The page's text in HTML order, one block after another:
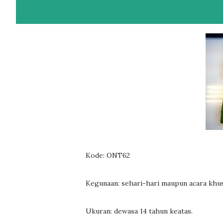
Kode: ONT62
Kegunaan: sehari-hari maupun acara
Ukuran: dewasa 14 tahun keatas.